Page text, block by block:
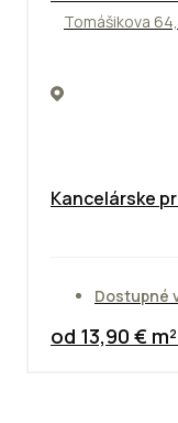
Tomášikova
Kancelárske
Dostupné
od 13,90 €